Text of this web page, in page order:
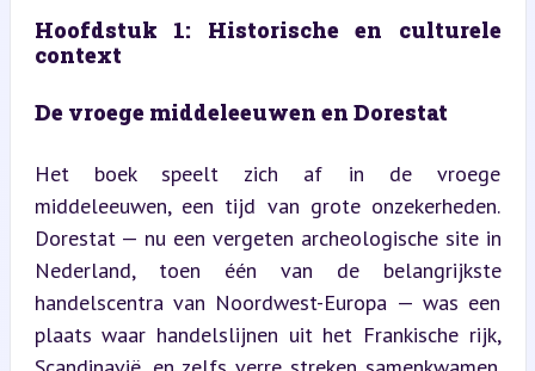
Hoofdstuk 1: Historische en culturele
context
De vroege middeleeuwen en Dorestat
Het boek speelt zich af in de vroege
middeleeuwen, een tijd van grote onzekerheden.
Dorestat — nu een vergeten archeologische site in
Nederland, toen één van de belangrijkste
handelscentra van Noordwest-Europa — was een
plaats waar handelslijnen uit het Frankische rijk,